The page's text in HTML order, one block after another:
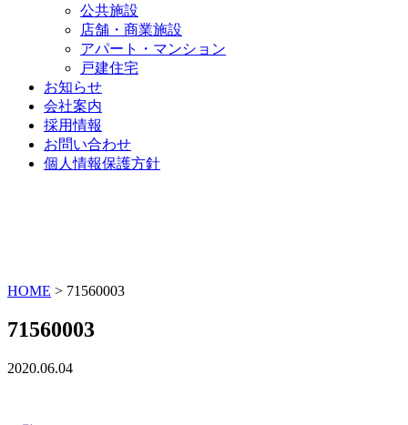
公共施設
店舗・商業施設
アパート・マンション
戸建住宅
お知らせ
会社案内
採用情報
お問い合わせ
個人情報保護方針
HOME > 71560003
71560003
2020.06.04